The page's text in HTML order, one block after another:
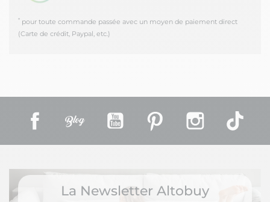
* pour toute commande passée avec un moyen de paiement direct
(Carte de crédit, Paypal, etc.)
Facebook YouTube Pinterest Instagram
La Newsletter Altobuy